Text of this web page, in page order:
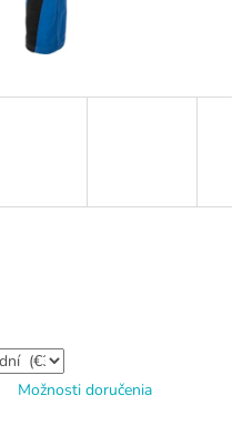
Možnosti doručenia